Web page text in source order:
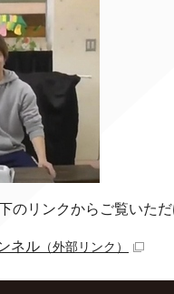
のリンクからご覧いただ
ネル （外部リンク）